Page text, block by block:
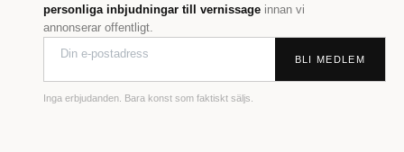
personliga inbjudningar till vernissage innan vi
annonserar offentligt.
BLI MEDLEM
Inga erbjudanden. Bara konst som faktiskt säljs.